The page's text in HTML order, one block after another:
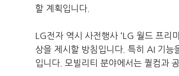
할 계획입니다.
LG전자 역시 사전행사 ‘LG 월드 프리
상을 제시할 방침입니다. 특히 AI 기
입니다. 모빌리티 분야에서는 퀄컴과